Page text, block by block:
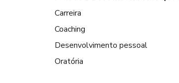
Carreira
Coaching
Desenvolvimento pessoal
Oratória